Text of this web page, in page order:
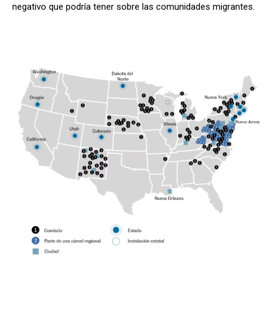
negativo que podría tener sobre las comunidades migrantes.